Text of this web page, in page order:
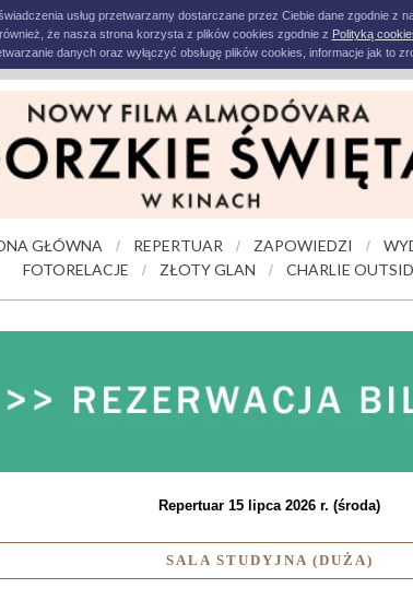
usług przetwarzamy dostarczane przez Ciebie dane zgodnie z
że nasza strona korzysta z plików cookies zgodnie z Polityką
danych oraz wyłączyć obsługę plików cookies, informacje jak to
GŁÓWNA / REPERTUAR / ZAPOWIEDZI /
FOTORELACJE
/ ZŁOTY GLAN / CHARLIE
Repertuar 15 lipca 2026 r. (środa)
SALA STUDYJNA (DUŻA)